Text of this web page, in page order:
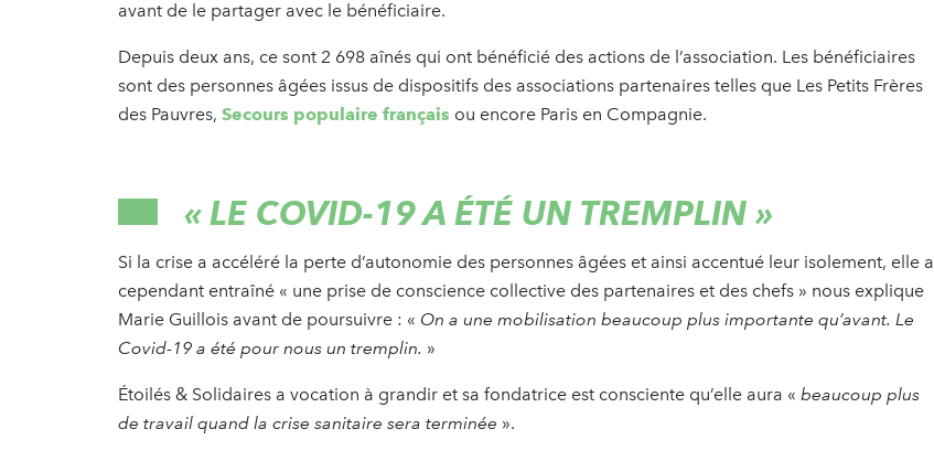
avant de le partager avec le bénéficiaire.
Depuis deux ans, ce sont 2 698 aînés qui ont bénéficié des actions de l’association. Les bénéficiaires
sont des personnes âgées issus de dispositifs des associations partenaires telles que Les Petits Frères
des Pauvres, Secours populaire français ou encore Paris en Compagnie.
«LE COVID-19 A ÉTÉ UN TREMPLIN »
Si la crise a accéléré la perte d’autonomie des personnes âgées et ainsi accentué leur isolement, elle a
cependant entraîné « une prise de conscience collective des partenaires et des chefs » nous explique
Marie Guillois avant de poursuivre : « On a une mobilisation beaucoup plus importante qu’avant. Le
Covid-19 a été pour nous un tremplin. »
Étoilés & Solidaires a vocation à grandir et sa fondatrice est consciente qu’elle aura « beaucoup plus
de travail quand la crise sanitaire sera terminée ».